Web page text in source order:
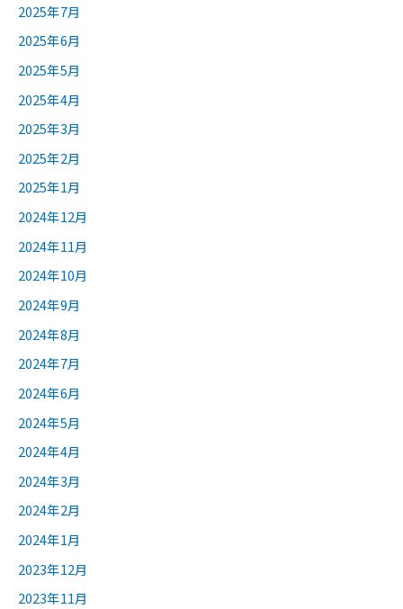
2025年7月
2025年6月
2025年5月
2025年4月
2025年3月
2025年2月
2025年1月
2024年12月
2024年11月
2024年10月
2024年9月
2024年8月
2024年7月
2024年6月
2024年5月
2024年4月
2024年3月
2024年2月
2024年1月
2023年12月
2023年11月